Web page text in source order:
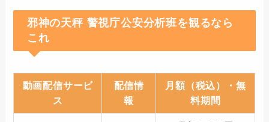
邪神の天秤 警視庁公安分析班を観るなら
これ
動画配信サービ
ス
配信情
報
月額（税込）・無
料期間